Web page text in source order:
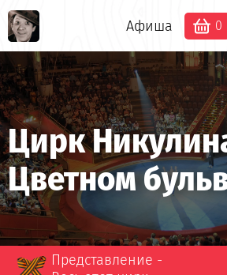
Афиша 0
Цирк
Цветном
Представление -